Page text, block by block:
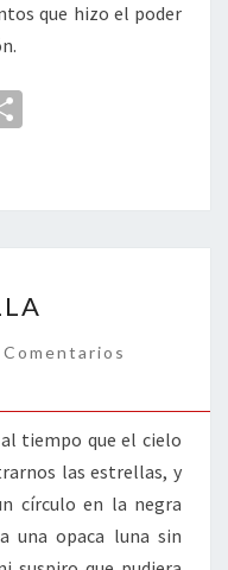
que hizo el poder
p
ar
tir
tiempo que el cielo
las estrellas, y
círculo en la negra
una opaca luna sin